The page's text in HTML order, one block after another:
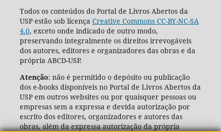
Todos os conteúdos do Portal de Livros Abertos da
USP estão sob licença Creative Commons CC-BY-NC-SA
4.0, exceto onde indicado de outro modo,
preservando integralmente os direitos irrevogáveis
dos autores, editores e organizadores das obras e da
própria ABCD-USP.
Atenção: não é permitido o depósito ou publicação
dos e-books disponíveis no Portal de Livros Abertos da
USP em outros websites ou por quaisquer pessoas ou
empresas sem a expressa e devida autorização por
escrito dos editores, organizadores e autores das
obras, além da expressa autorização da própria